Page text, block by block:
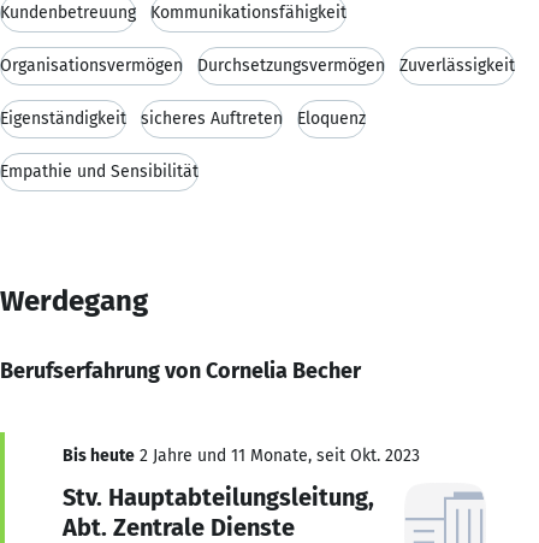
Kundenbetreuung Kommunikationsfähigkeit
Organisationsvermögen Durchsetzungsvermögen Zuverlässigkeit
Eigenständigkeit sicheres Auftreten Eloquenz
Empathie und Sensibilität
Werdegang
Berufserfahrung von Cornelia Becher
Bis heute 2 Jahre und 11 Monate, seit Okt. 2023
Stv. Hauptabteilungsleitung,
Abt. Zentrale Dienste